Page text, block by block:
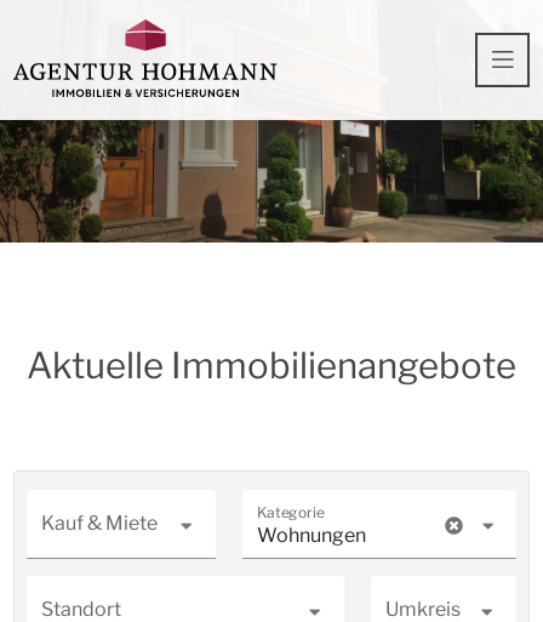
Aktuelle Immobilienangebote
Kauf & Miete Kategorie
Wohnungen
Standort Umkreis